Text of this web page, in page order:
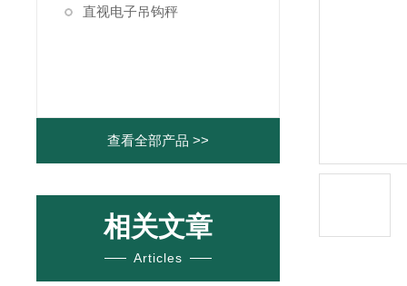
直视电子吊钩秤
查看全部产品 >>
相关文章
Articles